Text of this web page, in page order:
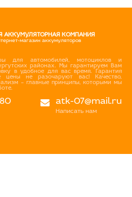
АККУМУЛЯТОРНАЯ КОМПАНИЯ
магазин аккумуляторов
для автомобилей, мотоциклов и
районах. Мы гарантируем Вам
в удобное для вас время. Гарантия
цены не разочаруют вас! Качество,
– главные принципы, которыми мы
atk-07@mail.ru
Написать нам